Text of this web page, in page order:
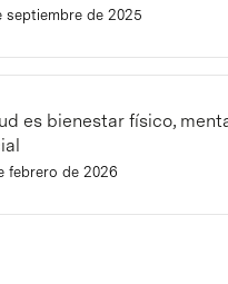
septiembre de 2025
es bienestar físico,
febrero de 2026